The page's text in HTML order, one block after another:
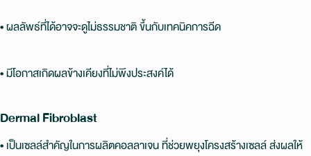
• ผลลัพธ์ที่ได้อาจจะดูไม่ธรรมชาติ ขึ้นกับเทคนิคการฉีด
• มีโอกาสเกิดผลข้างเคียงที่ไม่พึงประสงค์ได้
Dermal Fibroblast
• เป็นเซลล์สำคัญในการผลิตคอลลาเจน ที่ช่วยพยุงโครงสร้างเซลล์ ส่งผลให้